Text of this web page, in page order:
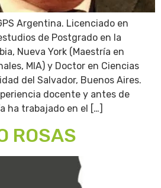
Argentina. Licenciado en
de Postgrado en la
Nueva York (Maestría en
MIA) y Doctor en Ciencias
del Salvador, Buenos Aires.
docente y antes de
ha trabajado en el […]
ROSAS